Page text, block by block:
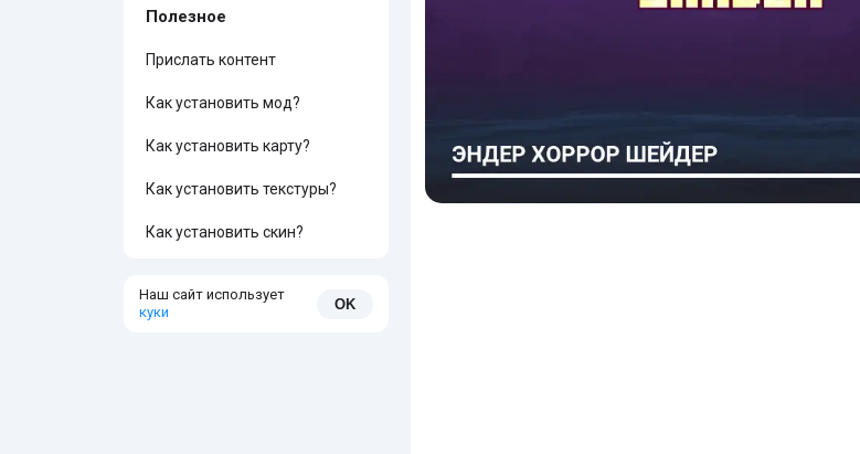
Полезное
Прислать контент
Как установить мод?
Как установить карту?
Как установить текстуры?
Как установить скин?
Наш сайт использует
куки
OK